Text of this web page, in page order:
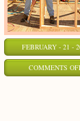
FEBRUARY - 21 -
COMMENTS